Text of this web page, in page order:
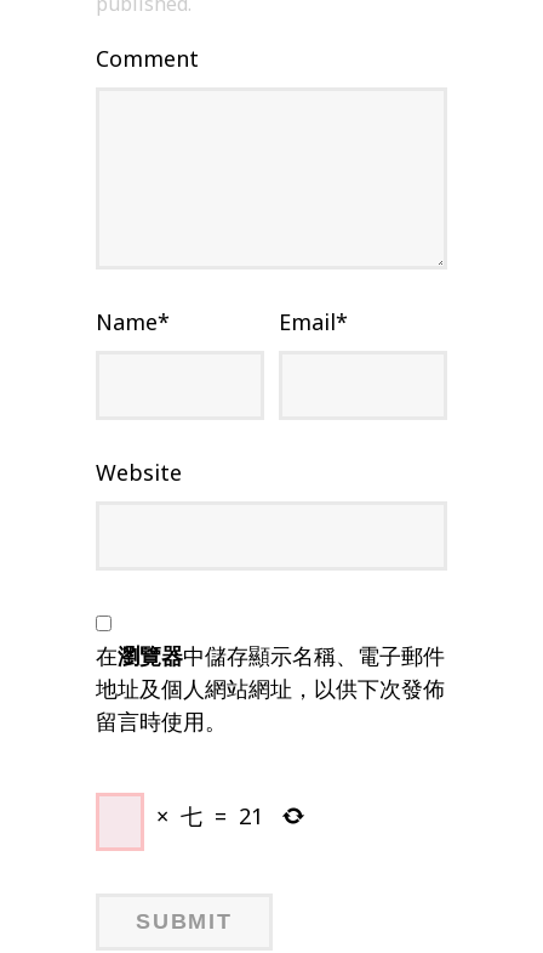
Comment
Name* Email*
Website
在瀏覽器中儲存顯示名稱、電子郵件
地址及個人網站網址，以供下次發佈
留言時使用。
× 七 = 21